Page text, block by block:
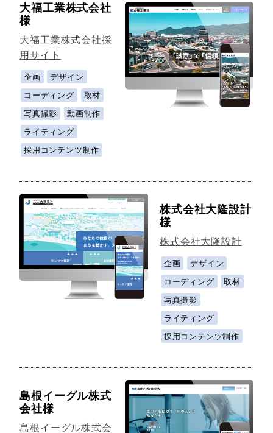
大福工業株式会社
様
大福工業株式会社採
用サイト
企画
デザイン
コーディング
取材
写真撮影
動画制作
ライティング
採用コンテンツ制作
株式会社大隆設計
様
株式会社大隆設計
企画
デザイン
コーディング
取材
写真撮影
ライティング
採用コンテンツ制作
島根イーグル株式
会社様
島根イーグル株式会